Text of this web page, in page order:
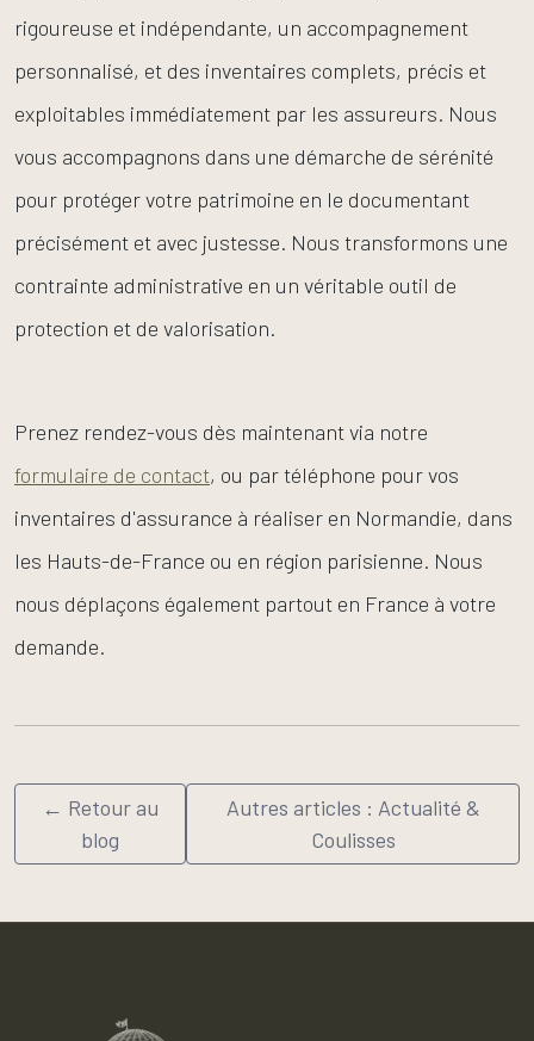
rigoureuse et indépendante, un accompagnement
personnalisé, et des inventaires complets, précis et
exploitables immédiatement par les assureurs. Nous
vous accompagnons dans une démarche de sérénité
pour protéger votre patrimoine en le documentant
précisément et avec justesse. Nous transformons une
contrainte administrative en un véritable outil de
protection et de valorisation.
Prenez rendez-vous dès maintenant via notre
formulaire de contact, ou par téléphone pour vos
inventaires d'assurance à réaliser en Normandie, dans
les Hauts-de-France ou en région parisienne. Nous
nous déplaçons également partout en France à votre
demande.
← Retour au
blog
Autres articles : Actualité &
Coulisses